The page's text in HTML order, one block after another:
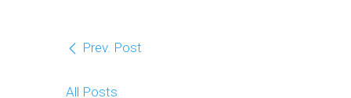
Prev. Post
All Posts